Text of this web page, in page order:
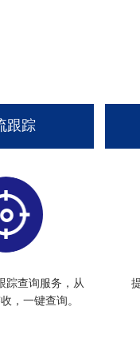
踪查询服务，从
，一键查询。
跟踪